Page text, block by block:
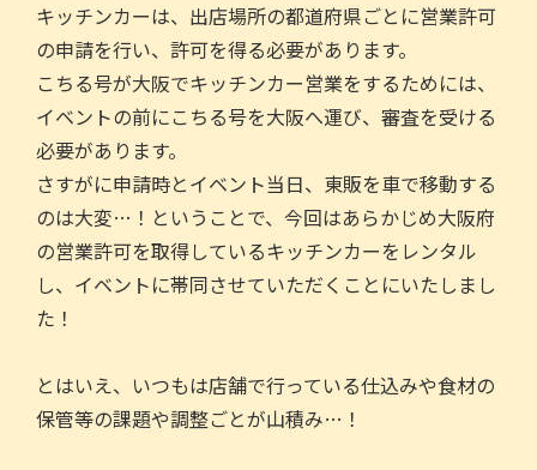
キッチンカーは、出店場所の都道府県ごとに営業許可
の申請を行い、許可を得る必要があります。
こちる号が大阪でキッチンカー営業をするためには、
イベントの前にこちる号を大阪へ運び、審査を受ける
必要があります。
さすがに申請時とイベント当日、東販を車で移動する
のは大変…！ということで、今回はあらかじめ大阪府
の営業許可を取得しているキッチンカーをレンタル
し、イベントに帯同させていただくことにいたしまし
た！
とはいえ、いつもは店舗で行っている仕込みや食材の
保管等の課題や調整ごとが山積み…！